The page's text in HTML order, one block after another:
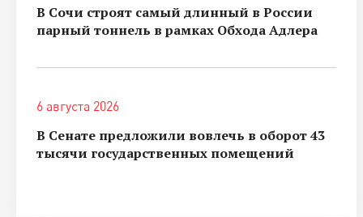
В Сочи строят самый длинный в России
парный тоннель в рамках Обхода Адлера
6 августа 2026
В Сенате предложили вовлечь в оборот 43
тысячи государственных помещений